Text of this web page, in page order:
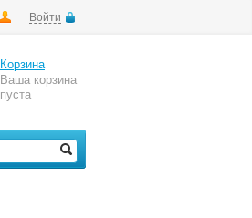
Войти
Корзина
Ваша корзина
пуста